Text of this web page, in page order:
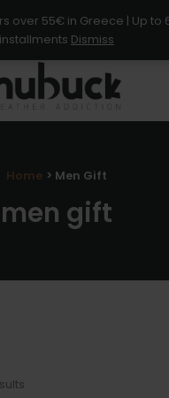
over 55€ in Greece | Up
installments Dismiss
Home Men Gift
men gift